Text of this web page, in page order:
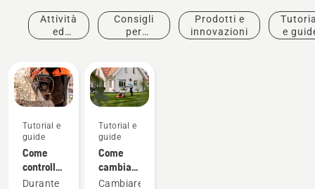
Attività
ed
Consigli
per
Prodotti e
innovazioni
e
Tutorial e
guide
Come
controllare
la
Durante
Tutorial e
guide
Come
cambiare
l'olio nel
Cambiare